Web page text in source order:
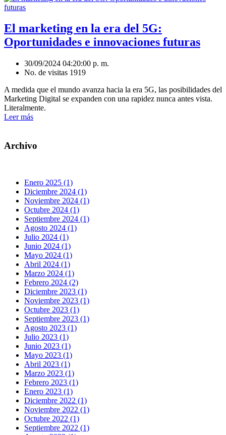
El marketing en la era del 5G:
Oportunidades e innovaciones futuras
30/09/2024 04:20:00 p. m.
No. de visitas 1919
A medida que el mundo avanza hacia la era 5G, las posibilidades del
Marketing Digital se expanden con una rapidez nunca antes vista.
Literalmente.
Leer más
Archivo
Enero 2025 (1)
Diciembre 2024 (1)
Noviembre 2024 (1)
Octubre 2024 (1)
Septiembre 2024 (1)
Agosto 2024 (1)
Julio 2024 (1)
Junio 2024 (1)
Mayo 2024 (1)
Abril 2024 (1)
Marzo 2024 (1)
Febrero 2024 (2)
Diciembre 2023 (1)
Noviembre 2023 (1)
Octubre 2023 (1)
Septiembre 2023 (1)
Agosto 2023 (1)
Julio 2023 (1)
Junio 2023 (1)
Mayo 2023 (1)
Abril 2023 (1)
Marzo 2023 (1)
Febrero 2023 (1)
Enero 2023 (1)
Diciembre 2022 (1)
Noviembre 2022 (1)
Octubre 2022 (1)
Septiembre 2022 (1)